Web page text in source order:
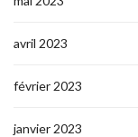
avril 2023
février 2023
janvier 2023